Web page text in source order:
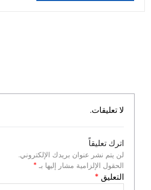
لا تعليقات.
اترك تعليقاً
لن يتم نشر عنوان بريدك الإلكتروني.
الحقول الإلزامية مشار إليها بـ *
التعليق *